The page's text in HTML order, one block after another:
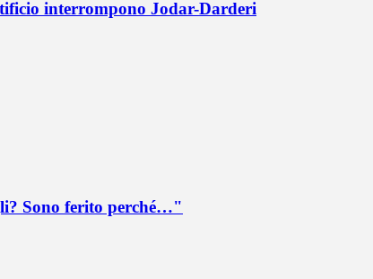
interrompono Jodar-Darderi
Sono ferito perché…"